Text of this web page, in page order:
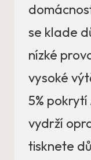
se klade
nízké
vysoké
5%
vydrží
tisknete